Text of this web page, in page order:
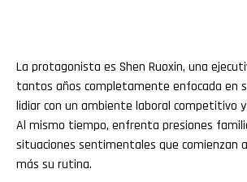
La protagonista es Shen Ruoxin, una
tantos años completamente enfocada en
lidiar con un ambiente laboral competitivo
Al mismo tiempo, enfrenta presiones
situaciones sentimentales que comienzan
más su rutina.